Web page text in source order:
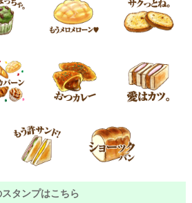
タンプはこちら